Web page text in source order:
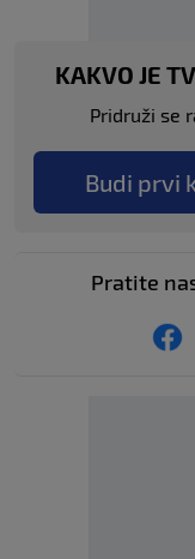
KAKVO JE
Pridruži se
Budi prvi
Pratite